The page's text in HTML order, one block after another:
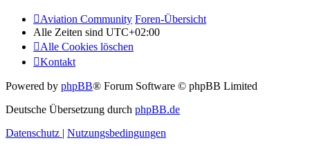
Aviation Community Foren-Übersicht
Alle Zeiten sind UTC+02:00
Alle Cookies löschen
Kontakt
Powered by phpBB® Forum Software © phpBB Limited
Deutsche Übersetzung durch phpBB.de
Datenschutz | Nutzungsbedingungen